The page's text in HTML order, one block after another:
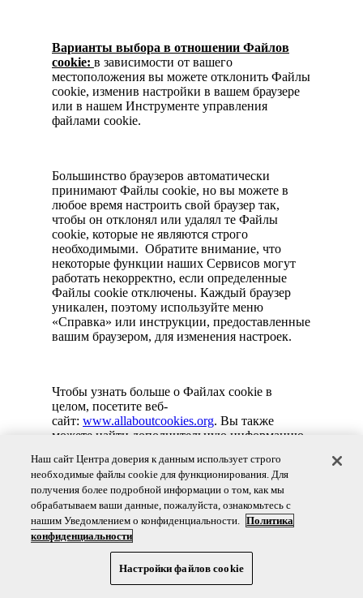
Варианты выбора в отношении Файлов
cookie: в зависимости от вашего
местоположения вы можете отклонить Файлы
cookie, изменив настройки в вашем браузере
или в нашем Инструменте управления
файлами cookie.
Большинство браузеров автоматически
принимают Файлы cookie, но вы можете в
любое время настроить свой браузер так,
чтобы он отклонял или удалял те Файлы
cookie, которые не являются строго
необходимыми. Обратите внимание, что
некоторые функции наших Сервисов могут
работать некорректно, если определенные
Файлы cookie отключены. Каждый браузер
уникален, поэтому используйте меню
«Справка» или инструкции, предоставленные
вашим браузером, для изменения настроек.
Чтобы узнать больше о Файлах cookie в
целом, посетите веб-
сайт: www.allaboutcookies.org. Вы также
можете найти дополнительную информацию
данные, непосредственно ознакомившись с их
уведомлениями о конфиденциальности.
У вас могут быть дополнительные варианты
выбора в отношении ваших персональных
данных и использования нами Файлов cookie.
Ознакомьтесь с нашим
Наш сайт Центра доверия к данным использует строго
необходимые файлы cookie для функционирования. Для
получения более подробной информации о том, как мы
обрабатываем ваши данные, пожалуйста, ознакомьтесь с
нашим Уведомлением о конфиденциальности. Политика
конфиденциальности
Настройки файлов cookie